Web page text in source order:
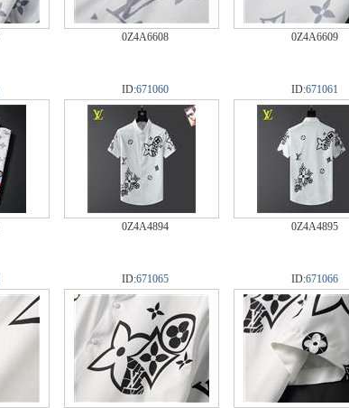
0Z4A6608 0Z4A6609
ID:671060
0Z4A4894
ID:671061
0Z4A4895
ID:671065 ID:671066